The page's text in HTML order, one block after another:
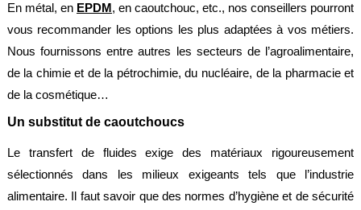
Carrières
centrales
béton
Laiteries
utilitaires
/
En métal, en EPDM, en caoutchouc, etc., nos conseillers pourront
vous recommander les options les plus adaptées à vos métiers.
Nous fournissons entre autres les secteurs de l’agroalimentaire,
de la chimie et de la pétrochimie, du nucléaire, de la pharmacie et
de la cosmétique…
Un substitut de caoutchoucs
Le transfert de fluides exige des matériaux rigoureusement
sélectionnés dans les milieux exigeants tels que l’industrie
alimentaire. Il faut savoir que des normes d’hygiène et de sécurité